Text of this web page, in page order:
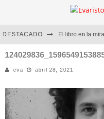
DESTACADO
Marcelo Rubio |
Diego Meret |
Alejandra
eva abril 28, 2021